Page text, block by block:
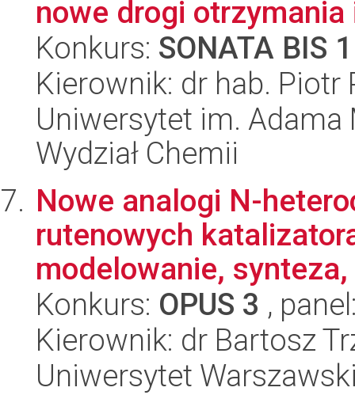
nowe drogi otrzymania
Konkurs: SONATA BIS 1
Kierownik: dr hab. Piotr
Uniwersytet im.
Wydział Chemii
Nowe analogi N-
rutenowych
modelowanie,
Konkurs: OPUS 3 ,
Kierownik: dr Bartosz
Uniwersytet